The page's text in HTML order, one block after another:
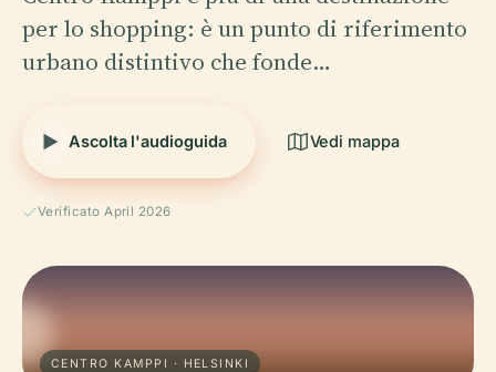
per lo shopping: è un punto di riferimento
urbano distintivo che fonde…
Ascolta l'audioguida Vedi mappa
Verificato April 2026
CENTRO KAMPPI · HELSINKI